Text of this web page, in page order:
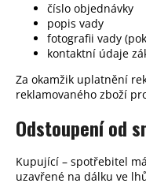
číslo objednávky
popis vady
fotografii vady
kontaktní údaje
Za okamžik uplatnění
reklamovaného zboží
Odstoupení od
Kupující – spotřebitel
uzavřené na dálku ve
o
r
u
č
u
j
e